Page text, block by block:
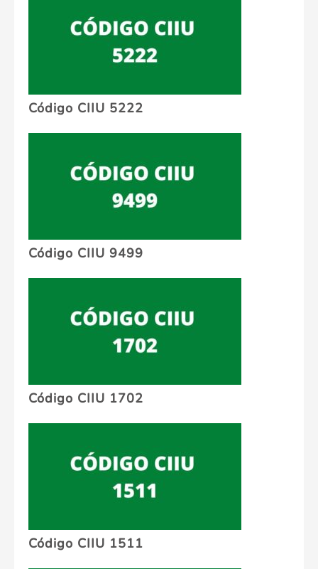
Código CIIU 5222
Código CIIU 9499
Código CIIU 1702
Código CIIU 1511